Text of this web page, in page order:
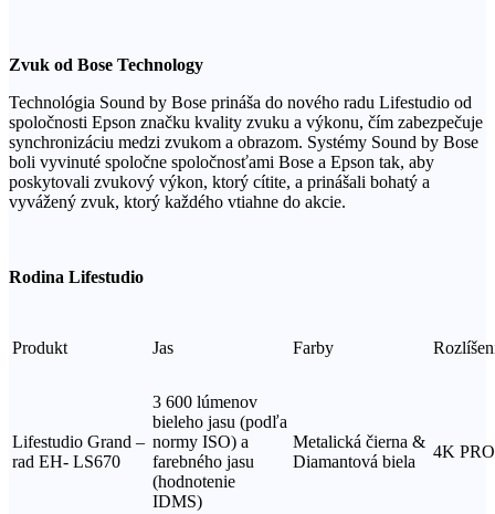
Zvuk od Bose Technology
Technológia Sound by Bose prináša do nového radu Lifestudio od
spoločnosti Epson značku kvality zvuku a výkonu, čím zabezpečuje
synchronizáciu medzi zvukom a obrazom. Systémy Sound by Bose
boli vyvinuté spoločne spoločnosťami Bose a Epson tak, aby
poskytovali zvukový výkon, ktorý cítite, a prinášali bohatý a
vyvážený zvuk, ktorý každého vtiahne do akcie.
Rodina Lifestudio
Produkt Jas Farby
Lifestudio Grand –
rad EH- LS670
3 600 lúmenov
bieleho jasu (podľa
normy ISO) a
farebného jasu
(hodnotenie
IDMS)
Metalická čierna &
Diamantová biela
4K